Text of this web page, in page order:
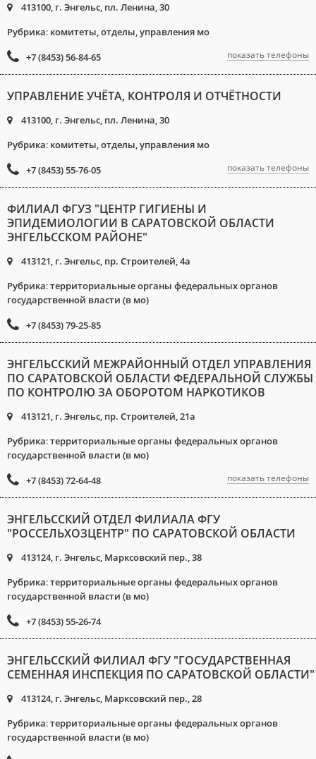
413100, г. Энгельс, пл. Ленина, 30
Рубрика: комитеты, отделы, управления мо
+7 (8453) 56-84-65
показать телефоны
УПРАВЛЕНИЕ УЧЁТА, КОНТРОЛЯ И ОТЧЁТНОСТИ
413100, г. Энгельс, пл. Ленина, 30
Рубрика: комитеты, отделы, управления мо
+7 (8453) 55-76-05
показать телефоны
ФИЛИАЛ ФГУЗ "ЦЕНТР ГИГИЕНЫ И
ЭПИДЕМИОЛОГИИ В САРАТОВСКОЙ ОБЛАСТИ
ЭНГЕЛЬССКОМ РАЙОНЕ"
413121, г. Энгельс, пр. Строителей, 4а
Рубрика:территориальные органы федеральных органов
государственной власти (в мо)
+7 (8453) 79-25-85
ЭНГЕЛЬССКИЙ МЕЖРАЙОННЫЙ ОТДЕЛ УПРАВЛЕНИЯ
ПО САРАТОВСКОЙ ОБЛАСТИ ФЕДЕРАЛЬНОЙ СЛУЖБЫ
ПО КОНТРОЛЮ ЗА ОБОРОТОМ НАРКОТИКОВ
413121, г. Энгельс, пр. Строителей, 21а
Рубрика:территориальные органы федеральных органов
государственной власти (в мо)
+7 (8453) 72-64-48
показать телефоны
ЭНГЕЛЬССКИЙ ОТДЕЛ ФИЛИАЛА ФГУ
"РОССЕЛЬХОЗЦЕНТР" ПО САРАТОВСКОЙ ОБЛАСТИ
413124, г. Энгельс, Марксовский пер., 38
Рубрика:территориальные органы федеральных органов
государственной власти (в мо)
+7 (8453) 55-26-74
ЭНГЕЛЬССКИЙ ФИЛИАЛ ФГУ "ГОСУДАРСТВЕННАЯ
СЕМЕННАЯ ИНСПЕКЦИЯ ПО САРАТОВСКОЙ ОБЛАСТИ"
413124, г. Энгельс, Марксовский пер., 28
Рубрика:территориальные органы федеральных органов
государственной власти (в мо)